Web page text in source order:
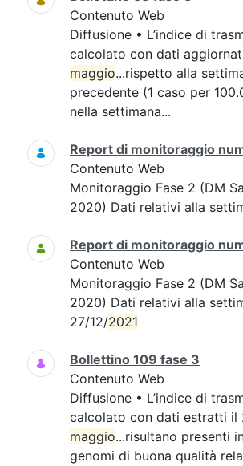
Contenuto Web
Diffusione • L’indice di
calcolato con dati aggiornati
maggio...rispetto alla
precedente (1 caso per
nella settimana...
Report di monitoraggio
Contenuto Web
Monitoraggio Fase 2 (DM
2020) Dati relativi alla
Report di monitoraggio
Contenuto Web
Monitoraggio Fase 2 (DM
2020) Dati relativi alla
27/12/2021
Bollettino 109 fase 3
Contenuto Web
Diffusione • L’indice di
calcolato con dati estratti il
maggio...risultano presenti
genomi di buona qualità